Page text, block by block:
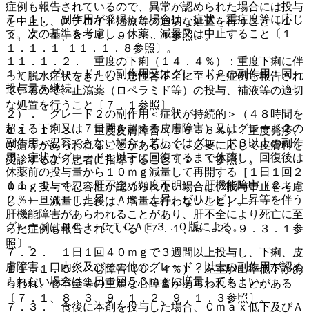
症例も報告されているので、異常が認められた場合には投与
を中止し、ステロイド治療等の適切な処置を行うこと〔１．
２、７．１、８．１、９．１．１参照〕。
１１．１．２． 重度の下痢（１４．４％）：重度下痢に伴
って脱水症状をきたし、急性腎不全に至った症例も報告され
ているので、止瀉薬（ロペラミド等）の投与、補液等の適切
な処置を行うこと〔７．１参照〕。
１１．１．３． 重度皮膚障害（１６．６％）：重度発疹、
ざ瘡等があらわれることがあるので、必要に応じて皮膚科を
受診するよう患者に指導すること〔７．１参照〕。
１１．１．４． 肝不全（頻度不明）、肝機能障害（２．
２％）：ＡＬＴ上昇、ＡＳＴ上昇、ビリルビン上昇等を伴う
肝機能障害があらわれることがあり、肝不全により死亡に至
った症例も報告されている〔７．１、８．２、９．３．１参
照〕。
１１．１．５． 心障害（０．４％）：左室駆出率低下があ
らわれ、心不全等の重篤な心障害があらわれることがある
〔７．１、８．３、９．１．２、９．１．３参照〕。
７．１． 副作用が発現した場合は、症状、重症度等に応じ
て、次の基準を考慮し、休薬、減量又は中止すること〔１
１．１．１−１１．１．８参照〕。
１）． グレード１の副作用又はグレード２の副作用：同一
投与量を継続。
２）． グレード２の副作用＜症状が持続的＞（４８時間を
超える下痢又は７日間を超える皮膚障害）又はグレード２の
副作用＜忍容できない場合＞若しくはグレード３以上の副作
用：症状がグレード１以下に回復するまで休薬し、回復後は
休薬前の投与量から１０ｍｇ減量して再開する［１日１回２
０ｍｇ投与で忍容性が認められない場合は、投与中止を考慮
し、一旦減量した後は、増量を行わないこと］。
グレードはＮＣＩ−ＣＴＣＡＥ３．０版による。
７．２． １日１回４０ｍｇで３週間以上投与し、下痢、皮
膚障害、口内炎及びその他のグレード２以上の副作用が認め
られない場合は１日１回５０ｍｇに増量してもよい。
７．３． 食後に本剤を投与した場合、Ｃｍａｘ低下及びＡ